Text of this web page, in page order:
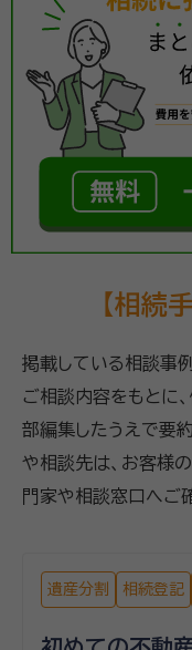
【相続
掲載している相談事
ご相談内容をもとに
部編集したうえで要
や相談先は、お客様
門家や相談窓口へご
遺産分割 相続登記